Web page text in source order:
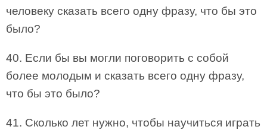
человеку сказать всего одну фразу, что бы это
было?
40. Если бы вы могли поговорить с собой
более молодым и сказать всего одну фразу,
что бы это было?
41. Сколько лет нужно, чтобы научиться играть